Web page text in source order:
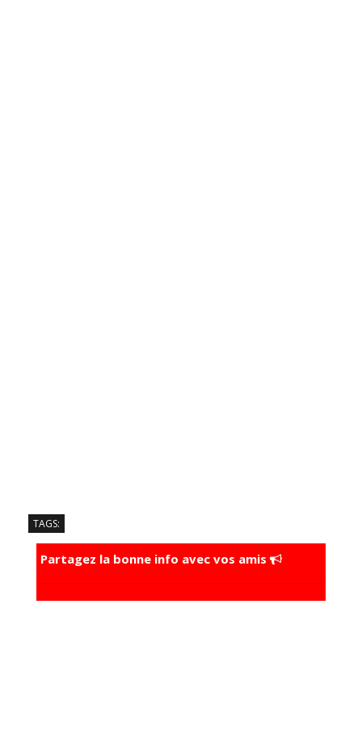
TAGS:
Partagez la bonne info avec vos amis